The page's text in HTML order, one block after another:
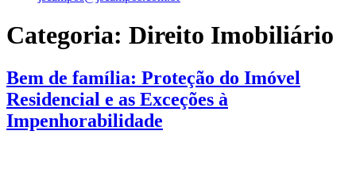
Categoria: Direito Imobiliário
Bem de família: Proteção do Imóvel
Residencial e as Exceções à
Impenhorabilidade